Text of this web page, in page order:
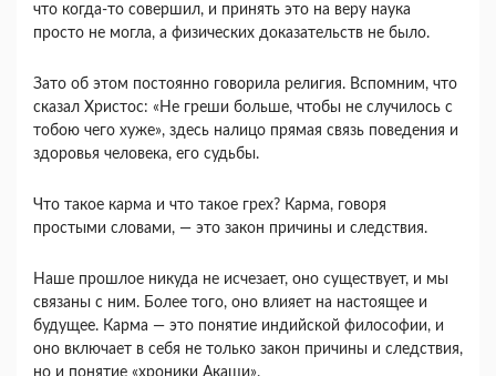
что когда-то совершил, и принять это на веру наука
просто не могла, а физических доказательств не было.
Зато об этом постоянно говорила религия. Вспомним, что
сказал Христос: «Не греши больше, чтобы не случилось с
тобою чего хуже», здесь налицо прямая связь поведения и
здоровья человека, его судьбы.
Что такое карма и что такое грех? Карма, говоря
простыми словами, — это закон причины и следствия.
Наше прошлое никуда не исчезает, оно существует, и мы
связаны с ним. Более того, оно влияет на настоящее и
будущее. Карма — это понятие индийской философии, и
оно включает в себя не только закон причины и следствия,
но и понятие «хроники Акаши».